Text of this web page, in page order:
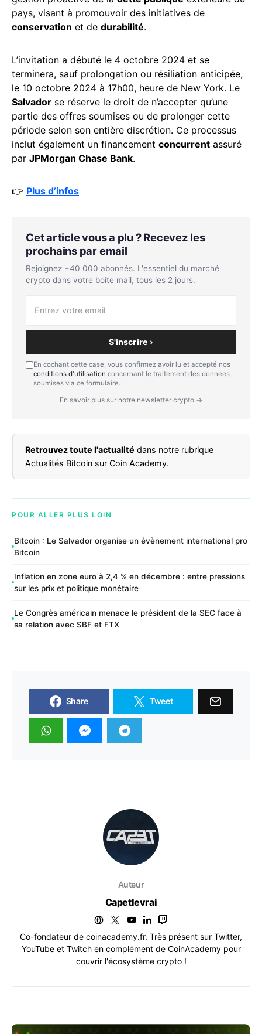
pays, visant à promouvoir des initiatives de
conservation et de durabilité.
L’invitation a débuté le 4 octobre 2024 et se
terminera, sauf prolongation ou résiliation anticipée,
le 10 octobre 2024 à 17h00, heure de New York. Le
Salvador se réserve le droit de n’accepter qu’une
partie des offres soumises ou de prolonger cette
période selon son entière discrétion. Ce processus
inclut également un financement concurrent assuré
par JPMorgan Chase Bank.
👉 Plus d’infos
Cet article vous a plu ? Recevez les
prochains par email
Rejoignez +40 000 abonnés. L'essentiel du marché
crypto dans votre boîte mail, tous les 2 jours.
S'inscrire ›
En cochant cette case, vous confirmez avoir lu et accepté nos
conditions d'utilisation concernant le traitement des données
soumises via ce formulaire.
En savoir plus sur notre newsletter crypto →
Retrouvez toute l'actualité dans notre rubrique
Actualités Bitcoin sur Coin Academy.
POUR ALLER PLUS LOIN
Bitcoin : Le Salvador organise un évènement international pro
Bitcoin
Inflation en zone euro à 2,4 % en décembre : entre pressions
sur les prix et politique monétaire
Le Congrès américain menace le président de la SEC face à
sa relation avec SBF et FTX
Share Tweet
Auteur
Capetlevrai
Co-fondateur de coinacademy.fr. Très présent sur Twitter,
YouTube et Twitch en complément de CoinAcademy pour
couvrir l'écosystème crypto !